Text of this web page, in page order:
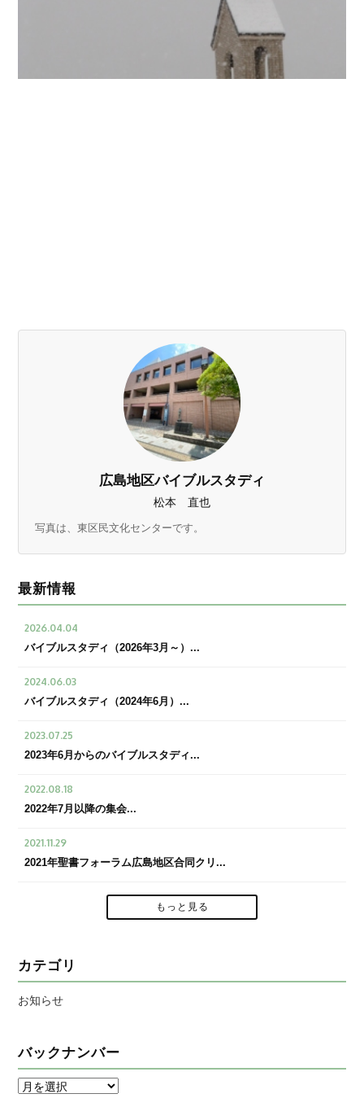
広島地区バイブルスタディ
松本 直也
写真は、東区民文化センターです。
最新情報
2026.04.04
バイブルスタディ（2026年3月～）...
2024.06.03
バイブルスタディ（2024年6月）...
2023.07.25
2023年6月からのバイブルスタディ...
2022.08.18
2022年7月以降の集会...
2021.11.29
2021年聖書フォーラム広島地区合同クリ...
もっと見る
カテゴリ
お知らせ
バックナンバー